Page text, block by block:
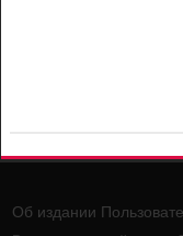
Об издании